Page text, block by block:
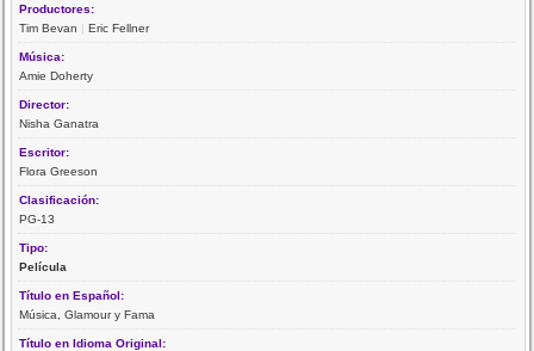
Productores:
Tim Bevan |Eric Fellner
Música:
Amie Doherty
Director:
Nisha Ganatra
Escritor:
Flora Greeson
Clasificación:
PG-13
Tipo:
Película
Título en Español:
Música, Glamour y Fama
Título en Idioma Original: